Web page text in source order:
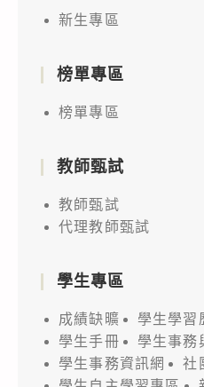
新生專區
榜單專區
榜單專區
教師甄試
教師甄試
代理教師甄試
學生專區
成績缺曠
學生學習
學生手冊
學生事務
學生事務資訊網
社